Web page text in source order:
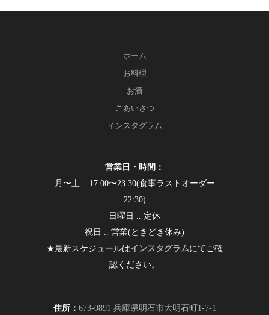
ホーム
お料理
お酒
ごあいさつ
インスタグラム
営業日・時間：
月〜土 .. 17:00〜23:30(食事ラストオーダー
22:30)
日曜日 .. 定休
祝日 .. 営業(ときどき休み)
★最新スケジュールはインスタグラムにてご確
認ください。
住所： 673-0891 兵庫県明石市大明石町1-7-1